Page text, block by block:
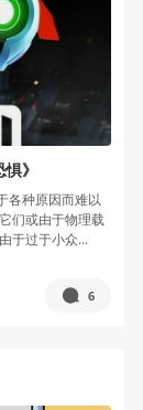
》
各种原因而难以
们或由于物理载
于过于小众...
6